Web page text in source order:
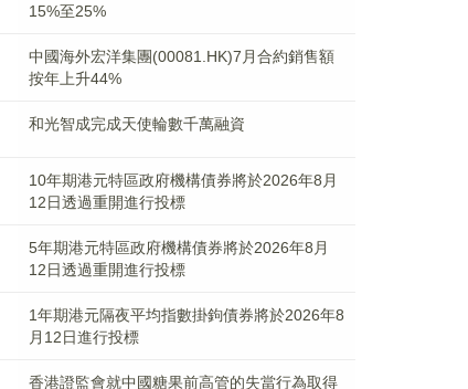
15%至25%
中國海外宏洋集團(00081.HK)7月合約銷售額
按年上升44%
和光智成完成天使輪數千萬融資
10年期港元特區政府機構債券將於2026年8月
12日透過重開進行投標
5年期港元特區政府機構債券將於2026年8月
12日透過重開進行投標
1年期港元隔夜平均指數掛鉤債券將於2026年8
月12日進行投標
香港證監會就中國糖果前高管的失當行為取得